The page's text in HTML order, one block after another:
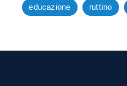
educazione ruttino